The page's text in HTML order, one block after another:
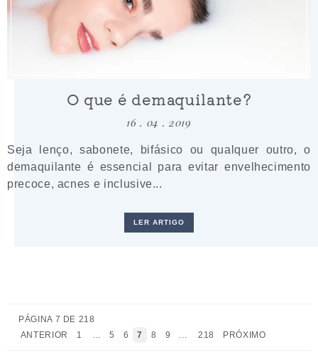
O que é demaquilante?
16 . 04 . 2019
Seja lenço, sabonete, bifásico ou qualquer outro, o
demaquilante é essencial para evitar envelhecimento
precoce, acnes e inclusive...
LER ARTIGO
PÁGINA 7 DE 218
ANTERIOR
1 ... 5 6 7 8 9 ... 218 PRÓXIMO